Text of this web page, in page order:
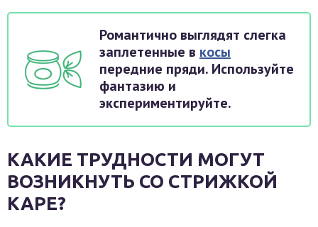
Романтично выглядят слегка
заплетенные в косы
передние пряди. Используйте
фантазию и
экспериментируйте.
КАКИЕ ТРУДНОСТИ МОГУТ
ВОЗНИКНУТЬ СО СТРИЖКОЙ
КАРЕ?